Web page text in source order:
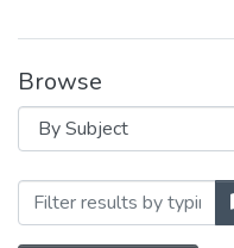
Browse
Browsing